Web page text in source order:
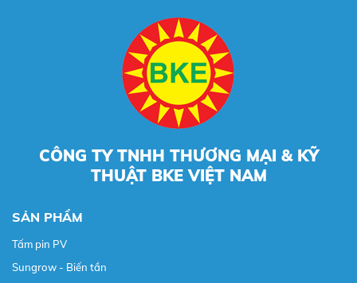
CÔNG TY TNHH THƯƠNG MẠI & KỸ
THUẬT BKE VIỆT NAM
SẢN PHẨM
Tấm pin PV
Sungrow - Biến tần